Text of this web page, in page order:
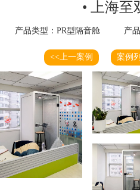
• 上海至
产品类型：PR型隔音舱 产
<<上一案例 案例